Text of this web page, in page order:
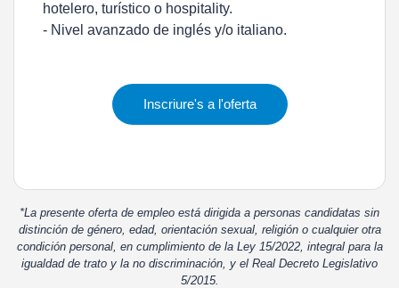
hotelero, turístico o hospitality.
- Nivel avanzado de inglés y/o italiano.
Inscriure's a l'oferta
*La presente oferta de empleo está dirigida a personas candidatas sin
distinción de género, edad, orientación sexual, religión o cualquier otra
condición personal, en cumplimiento de la Ley 15/2022, integral para la
igualdad de trato y la no discriminación, y el Real Decreto Legislativo
5/2015.